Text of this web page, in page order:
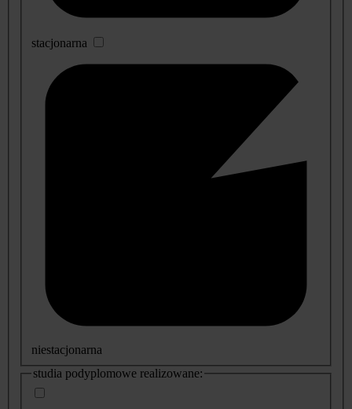
stacjonarna
niestacjonarna
studia podyplomowe realizowane: